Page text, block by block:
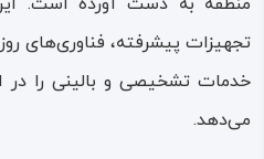
تجهیزات پیشرفته، فناوری‌های
خدمات تشخیصی و بالینی را در
می‌دهد.